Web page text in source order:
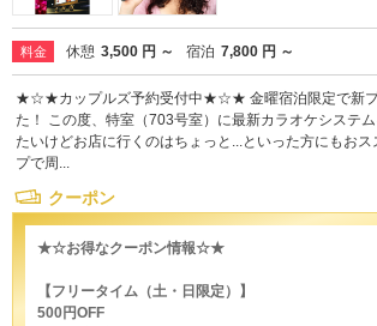
料金 休憩 3,500 円 ～ 宿泊 7,800 円 ～
★☆★カップルズ予約受付中★☆★ 金曜宿泊限定で新プ
た！ この度、特室（703号室）に最新カラオケシステ
たいけどお店に行くのはちょっと...といった方にもおス
プで周...
クーポン
★☆お得なクーポン情報☆★
【フリータイム（土・日限定）】
500円OFF